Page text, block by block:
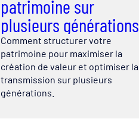
patrimoine sur
plusieurs générations
Comment structurer votre
patrimoine pour maximiser la
création de valeur et optimiser la
transmission sur plusieurs
générations.